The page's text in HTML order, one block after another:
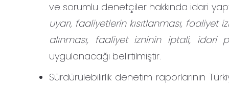
ve sorumlu denetçiler hakkında idari
uyarı, faaliyetlerin kısıtlanması, faaliyet
alınması, faaliyet izninin iptali, idari
uygulanacağı belirtilmiştir.
Sürdürülebilirlik denetim raporlarının